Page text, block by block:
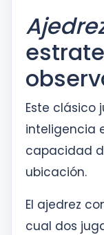
Este clásico
inteligencia
capacidad
ubicación.
El ajedrez
cual dos